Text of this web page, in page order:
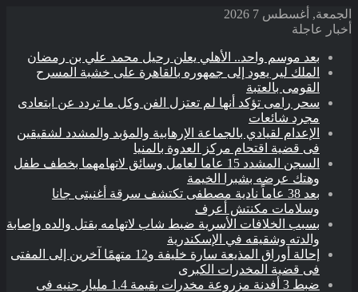
الجمعة, أغسطس 7 2026
أخبار عاجلة
بعد موسم واحد.. الأهلي يعلن رحيل محمد علي بن رمضان
الملك لير يعود إلى جمهوره بالقاهرة على خشبة المسرح
القومى بالعتبة
سحر رامى تؤكد أنها لم تعتزل الفن وكل ما تردد عن ابتعادى
مجرد شائعات
الإعدام لقيادي بالجماعة الإرهابية والمؤبد والمشدد لشقيقين
فى قضية اقتحام مركز العدوة بالمنيا
السجن المشدد 15 عاما لعامل وسائق لاتهامهما بخطف طفل
وهتك عرضه بشبرا الخيمة
بعد 38 عاماً نادية مصطفى تكتشف سرقة أغنيتى جانا
وسلامات مكنتش أعرف
بسبب الخلافات الأسرية ضبط شاب لاتهامه بقتل والده وإصابة
والدته وشقيقه في الإسكندرية
إحالة أوراق المذيعة سارة خليفة و12 متهمًا آخرين إلى المفتى
فى قضية المخدرات الكبرى
ضبط 3 أفدنة مزروعة مخدرات بقيمة 1.4 مليار جنيه فى